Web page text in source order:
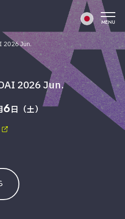
MENU
2026 Jun.
2026 Jun.
6日（土）